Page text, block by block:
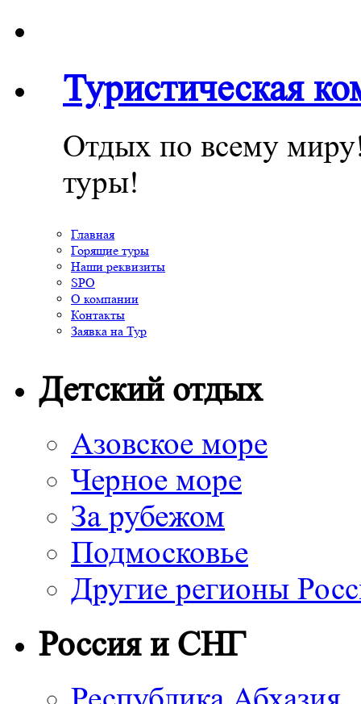
Туристическая
Отдых по всему
туры!
Главная
Горящие туры
Наши реквизиты
SPO
О компании
Контакты
Заявка на Тур
Детский отдых
Азовское море
Черное море
За рубежом
Подмосковье
Другие регионы
Россия и СНГ